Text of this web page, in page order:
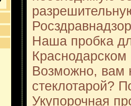
Наша пробка
Возможно, вам
стеклотарой?
Укупорочная